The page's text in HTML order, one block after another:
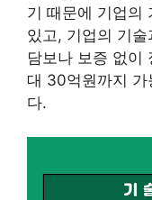
기 때문에 기업의
있고, 기업의 기
담보나 보증 없이
대 30억원까지 가
다.